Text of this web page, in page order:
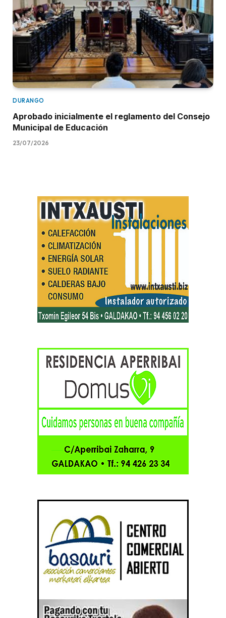
DURANGO
Aprobado inicialmente el reglamento del Consejo
Municipal de Educación
23/07/2026